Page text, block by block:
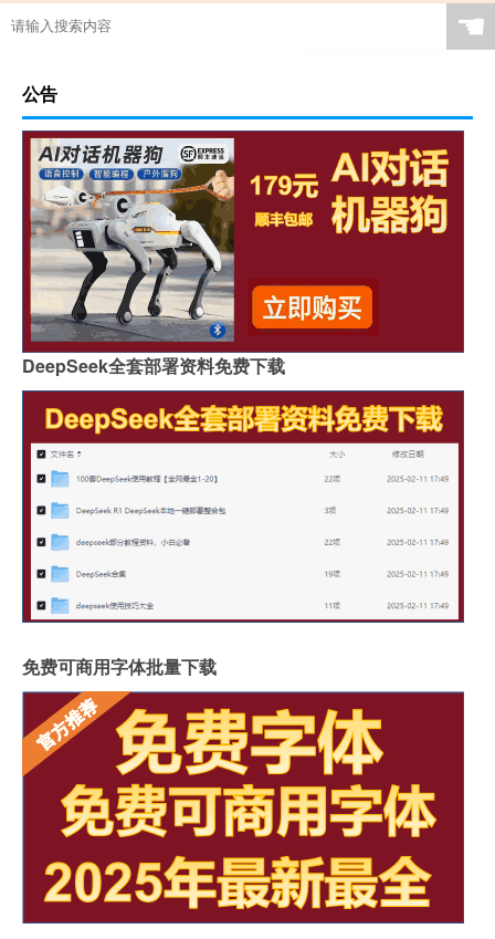
☚
公告
DeepSeek全套部署资料免费下载
免费可商用字体批量下载